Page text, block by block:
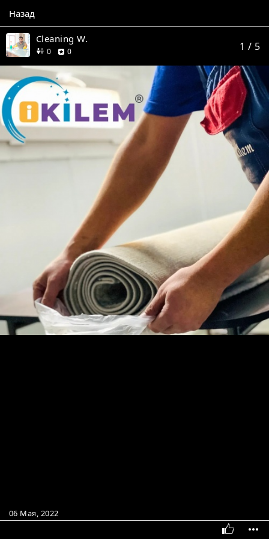
Назад
Cleaning W.
0друзей
0отзывов 1 / 5
06 Мая, 2022